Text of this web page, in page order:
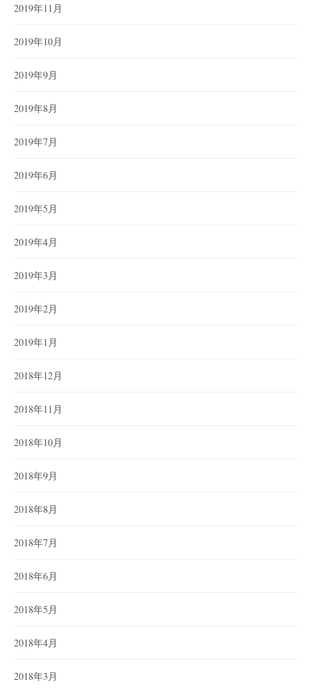
2019年11月
2019年10月
2019年9月
2019年8月
2019年7月
2019年6月
2019年5月
2019年4月
2019年3月
2019年2月
2019年1月
2018年12月
2018年11月
2018年10月
2018年9月
2018年8月
2018年7月
2018年6月
2018年5月
2018年4月
2018年3月